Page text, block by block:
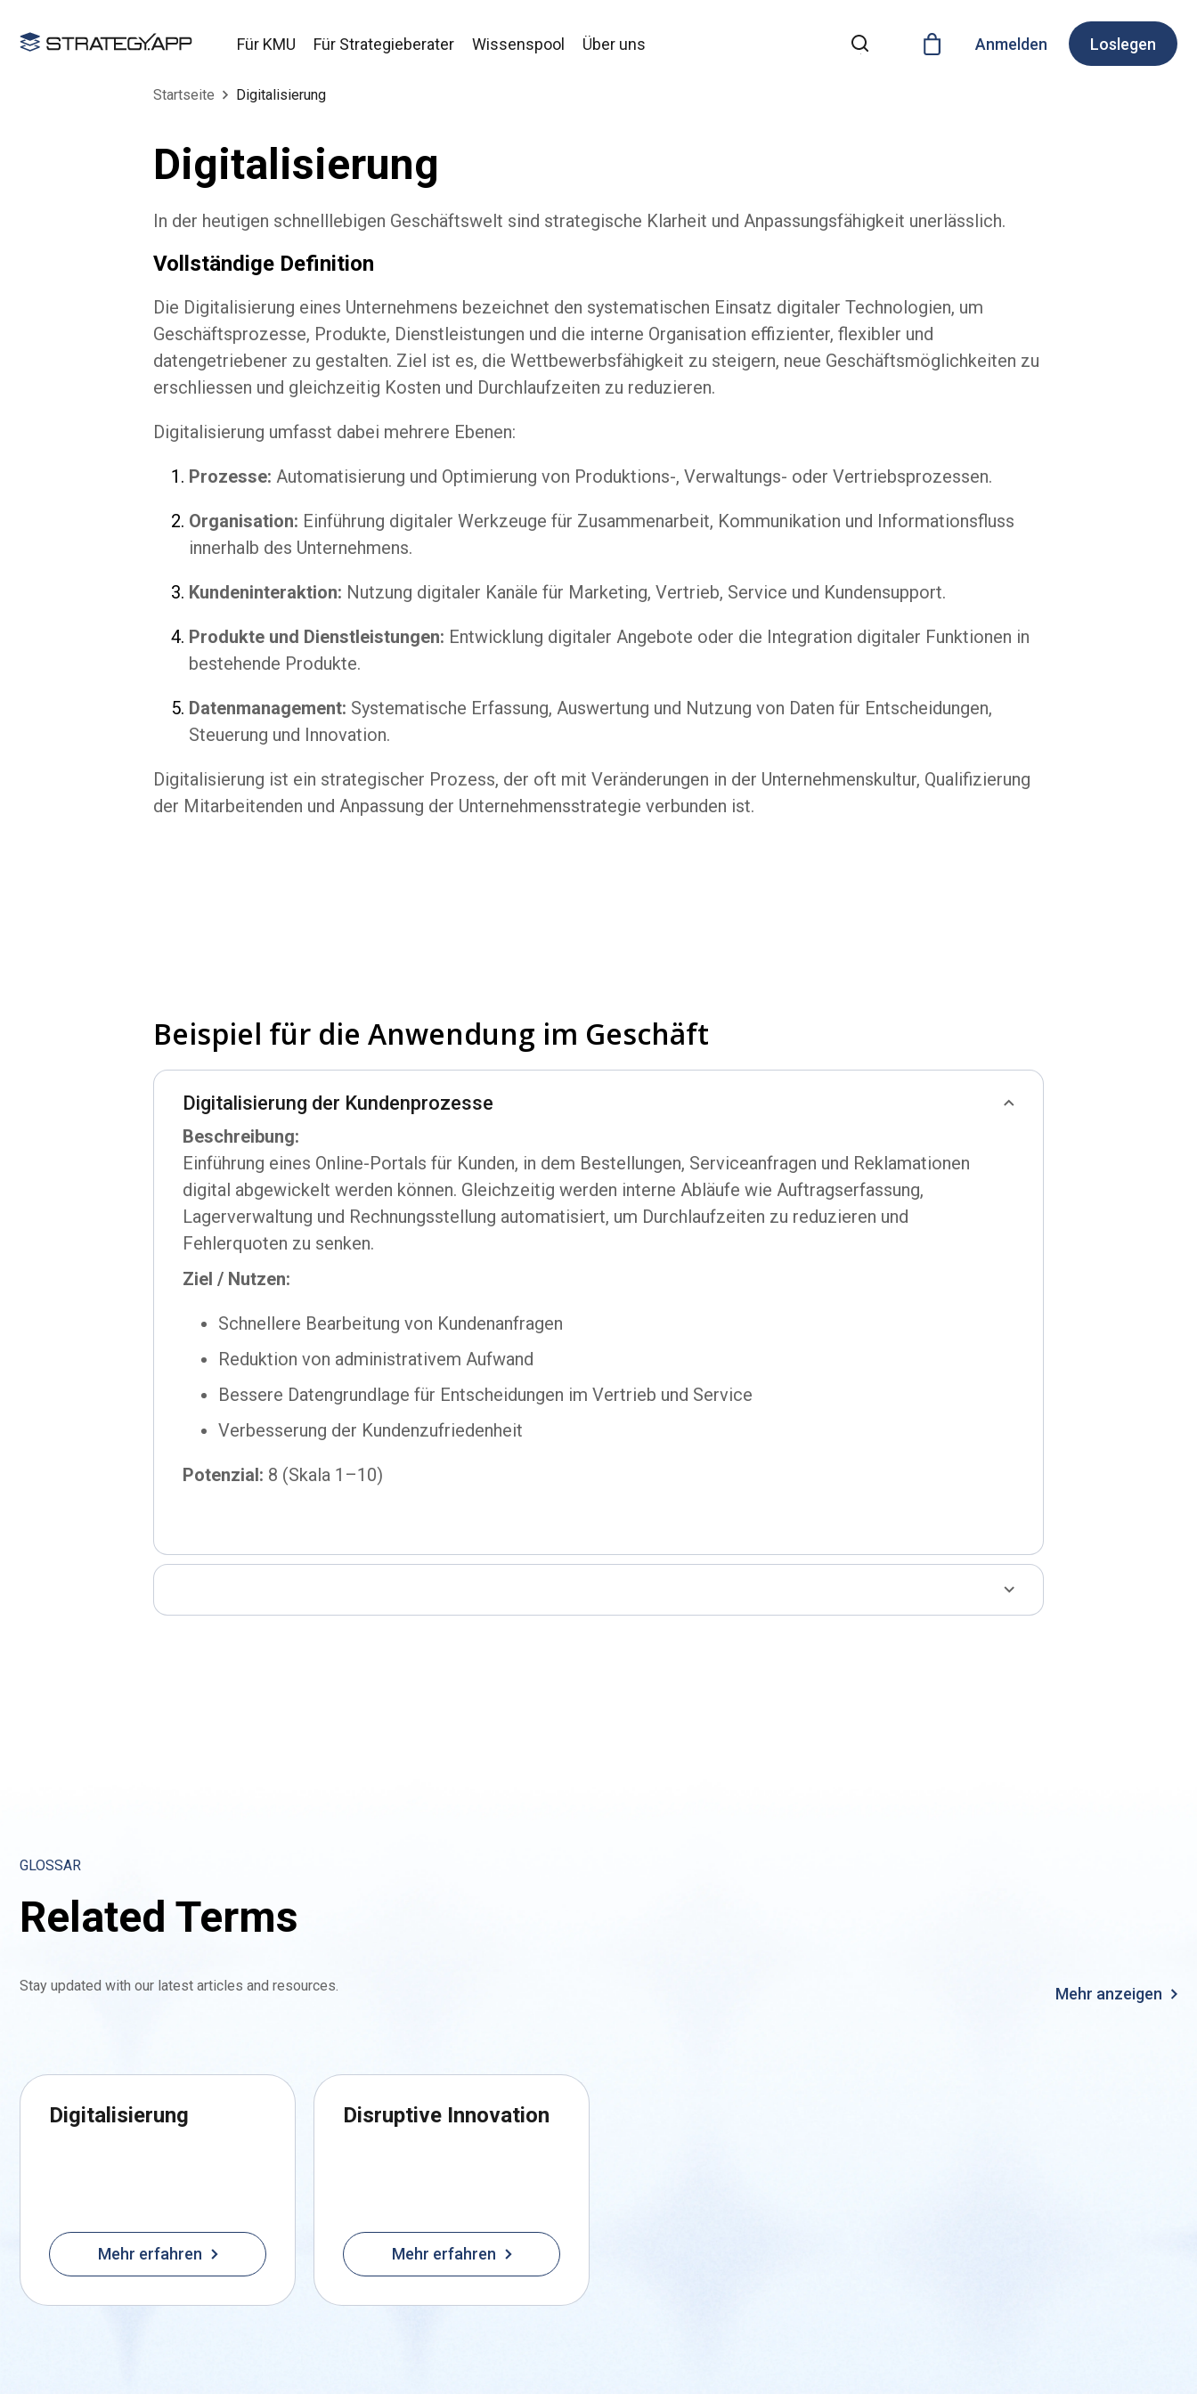
Für KMU Für Strategieberater Wissenspool Über uns Anmelden Loslegen
Startseite Digitalisierung
Digitalisierung
In der heutigen schnelllebigen Geschäftswelt sind strategische Klarheit und Anpassungsfähigkeit unerlässlich.
Vollständige Definition
Die Digitalisierung eines Unternehmens bezeichnet den systematischen Einsatz digitaler Technologien, um
Geschäftsprozesse, Produkte, Dienstleistungen und die interne Organisation effizienter, flexibler und
datengetriebener zu gestalten. Ziel ist es, die Wettbewerbsfähigkeit zu steigern, neue Geschäftsmöglichkeiten zu
erschliessen und gleichzeitig Kosten und Durchlaufzeiten zu reduzieren.
Digitalisierung umfasst dabei mehrere Ebenen:
Prozesse: Automatisierung und Optimierung von Produktions-, Verwaltungs- oder Vertriebsprozessen.
Organisation: Einführung digitaler Werkzeuge für Zusammenarbeit, Kommunikation und Informationsfluss
innerhalb des Unternehmens.
Kundeninteraktion: Nutzung digitaler Kanäle für Marketing, Vertrieb, Service und Kundensupport.
Produkte und Dienstleistungen: Entwicklung digitaler Angebote oder die Integration digitaler Funktionen in
bestehende Produkte.
Datenmanagement: Systematische Erfassung, Auswertung und Nutzung von Daten für Entscheidungen,
Steuerung und Innovation.
Digitalisierung ist ein strategischer Prozess, der oft mit Veränderungen in der Unternehmenskultur, Qualifizierung
der Mitarbeitenden und Anpassung der Unternehmensstrategie verbunden ist.
Beispiel für die Anwendung im Geschäft
Digitalisierung der Kundenprozesse
Beschreibung:
Einführung eines Online-Portals für Kunden, in dem Bestellungen, Serviceanfragen und Reklamationen
digital abgewickelt werden können. Gleichzeitig werden interne Abläufe wie Auftragserfassung,
Lagerverwaltung und Rechnungsstellung automatisiert, um Durchlaufzeiten zu reduzieren und
Fehlerquoten zu senken.
Ziel / Nutzen:
Schnellere Bearbeitung von Kundenanfragen
Reduktion von administrativem Aufwand
Bessere Datengrundlage für Entscheidungen im Vertrieb und Service
Verbesserung der Kundenzufriedenheit
Potenzial: 8 (Skala 1–10)
GLOSSAR
Related Terms
Stay updated with our latest articles and resources. Mehr anzeigen
Digitalisierung
Mehr erfahren
Disruptive Innovation
Mehr erfahren